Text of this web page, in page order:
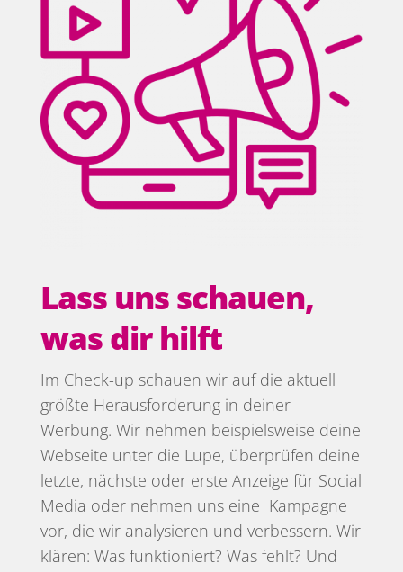
Lass uns schauen,
was dir hilft
Im Check-up schauen wir auf die aktuell
größte Herausforderung in deiner
Werbung. Wir nehmen beispielsweise deine
Webseite unter die Lupe, überprüfen deine
letzte, nächste oder erste Anzeige für Social
Media oder nehmen uns eine Kampagne
vor, die wir analysieren und verbessern. Wir
klären: Was funktioniert? Was fehlt? Und